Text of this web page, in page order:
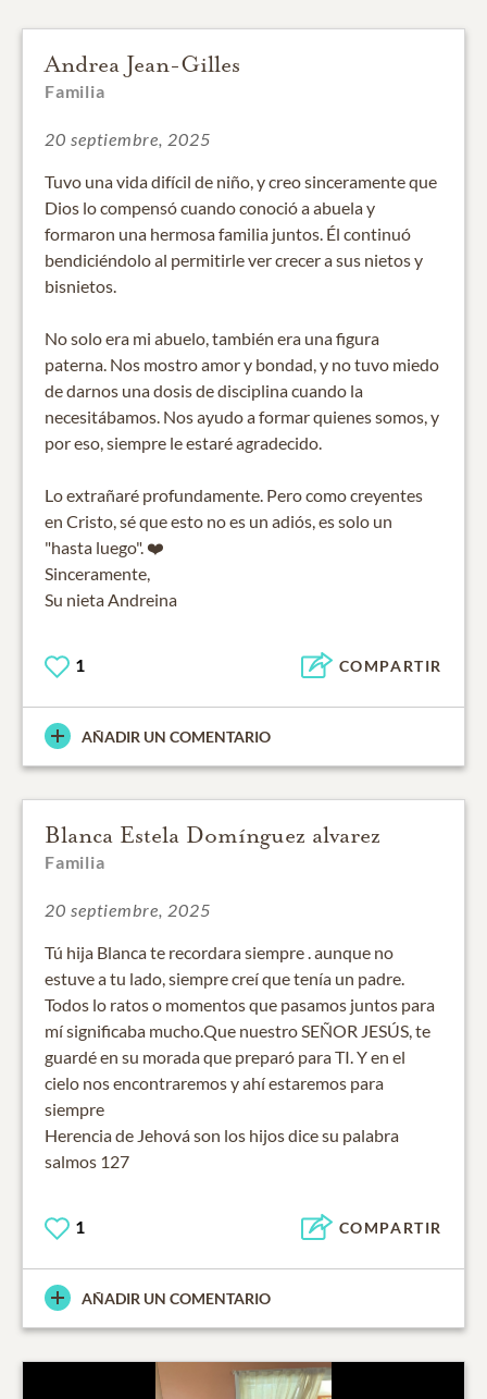
Andrea Jean-Gilles
Familia
20 septiembre, 2025
Tuvo una vida difícil de niño, y creo sinceramente que
Dios lo compensó cuando conoció a abuela y
formaron una hermosa familia juntos. Él continuó
bendiciéndolo al permitirle ver crecer a sus nietos y
bisnietos.
No solo era mi abuelo, también era una figura
paterna. Nos mostro amor y bondad, y no tuvo miedo
de darnos una dosis de disciplina cuando la
necesitábamos. Nos ayudo a formar quienes somos, y
por eso, siempre le estaré agradecido.
Lo extrañaré profundamente. Pero como creyentes
en Cristo, sé que esto no es un adiós, es solo un
"hasta luego". ❤️
Sinceramente,
Su nieta Andreina
1 COMPARTIR
AÑADIR UN COMENTARIO
Blanca Estela Domínguez alvarez
Familia
20 septiembre, 2025
Tú hija Blanca te recordara siempre . aunque no
estuve a tu lado, siempre creí que tenía un padre.
Todos lo ratos o momentos que pasamos juntos para
mí significaba mucho.Que nuestro SEÑOR JESÚS, te
guardé en su morada que preparó para TI. Y en el
cielo nos encontraremos y ahí estaremos para
siempre
Herencia de Jehová son los hijos dice su palabra
salmos 127
1 COMPARTIR
AÑADIR UN COMENTARIO